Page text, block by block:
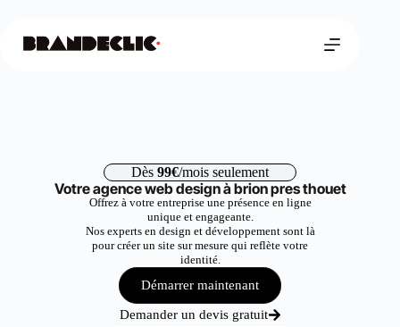
Dès 99€/mois seulement
Votre agence web design à brion pres thouet
Offrez à votre entreprise une présence en ligne
unique et engageante.
Nos experts en design et développement sont là
pour créer un site sur mesure qui reflète votre
identité.
Démarrer maintenant
Demander un devis gratuit